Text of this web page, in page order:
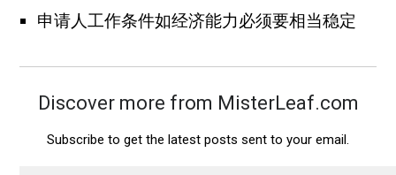
申请人工作条件如经济能力必须要相当稳定
Discover more from MisterLeaf.com
Subscribe to get the latest posts sent to your email.